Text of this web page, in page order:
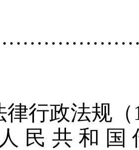
律行政法规（
民共和